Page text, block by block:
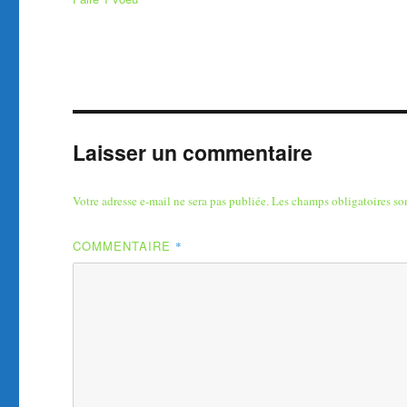
Laisser un commentaire
Votre adresse e-mail ne sera pas publiée.Les champs obligatoires
COMMENTAIRE *